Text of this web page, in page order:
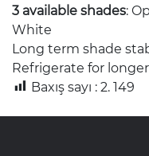
3 available shades:
White
Long term shade
Refrigerate for
Baxış sayı : 2. 149